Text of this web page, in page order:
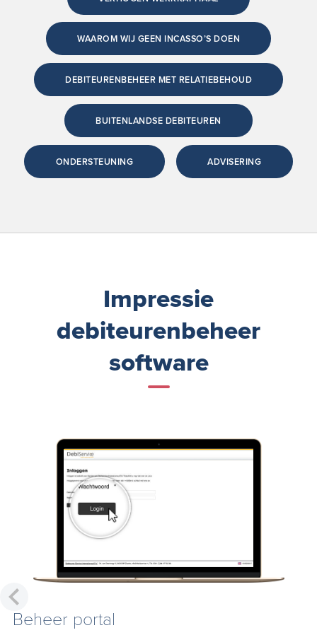
WAAROM WIJ GEEN INCASSO’S DOEN
DEBITEURENBEHEER MET RELATIEBEHOUD
BUITENLANDSE DEBITEUREN
ONDERSTEUNING ADVISERING
Impressie
debiteurenbeheer
software
Beheer portal